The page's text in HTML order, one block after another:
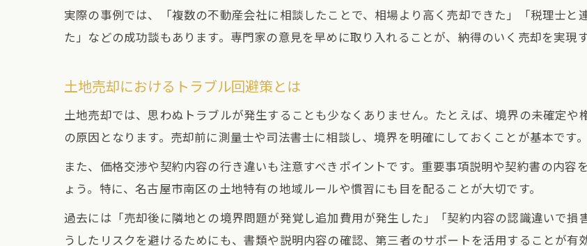
土地売却時に活用したい専門家の知恵
取得費が不明な場合の有効な対処法
土地売却時に求められる合理的な取得
土地売却の5％ルールのメリットと注意点
取得費がわからない際の土地売却の進め
空き家特例を活用した賢い土地売却術
土地売却で空き家特例を有効活用する
空き家特例で土地売却の税負担を軽減
実際の事例では、「複数の不動産会社に相談したことで、相場より高く売却できた」「税理士と
た」などの成功談もあります。専門家の意見を早めに取り入れることが、納得のいく売却を実現す
土地売却におけるトラブル回避策とは
土地売却では、思わぬトラブルが発生することも少なくありません。たとえば、境界の未確定
の原因となります。売却前に測量士や司法書士に相談し、境界を明確にしておくことが基本です。
また、価格交渉や契約内容の行き違いも注意すべきポイントです。重要事項説明や契約書の内
ょう。特に、名古屋市南区の土地特有の地域ルールや慣習にも目を配ることが大切です。
過去には「売却後に隣地との境界問題が発覚し追加費用が発生した」「契約内容の認識違いで損
うしたリスクを避けるためにも、書類や説明内容の確認、第三者のサポートを活用することが有効